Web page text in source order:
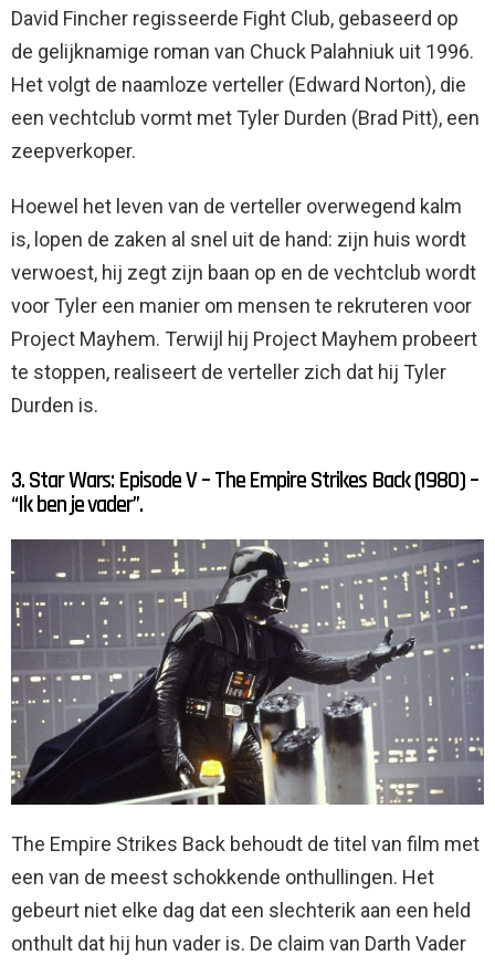
David Fincher regisseerde Fight Club, gebaseerd op
de gelijknamige roman van Chuck Palahniuk uit 1996.
Het volgt de naamloze verteller (Edward Norton), die
een vechtclub vormt met Tyler Durden (Brad Pitt), een
zeepverkoper.
Hoewel het leven van de verteller overwegend kalm
is, lopen de zaken al snel uit de hand: zijn huis wordt
verwoest, hij zegt zijn baan op en de vechtclub wordt
voor Tyler een manier om mensen te rekruteren voor
Project Mayhem. Terwijl hij Project Mayhem probeert
te stoppen, realiseert de verteller zich dat hij Tyler
Durden is.
3. Star Wars: Episode V – The Empire Strikes Back (1980) –
“Ik ben je vader”.
The Empire Strikes Back behoudt de titel van film met
een van de meest schokkende onthullingen. Het
gebeurt niet elke dag dat een slechterik aan een held
onthult dat hij hun vader is. De claim van Darth Vader